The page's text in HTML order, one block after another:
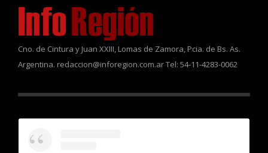
Cno. de Cintura y Juan XXIII, Lomas de Zamora, Pcia. de Bs. As.
Argentina. redaccion@inforegion.com.ar Tel: 54-11-4283-0062